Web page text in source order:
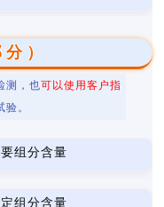
）
测，也可以使用客户指
验。
组分含量
组分含量